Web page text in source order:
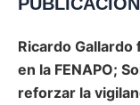
Ricardo
en la FENAPO;
reforzar la